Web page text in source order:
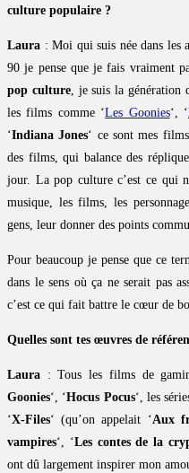
culture populaire ?
Laura : Moi qui suis née dans les
90 je pense que je fais vraiment
pop culture, je suis la génération
les films comme ‘Les Goonies‘, ‘
‘Indiana Jones‘ ce sont mes
des films, qui balance des
jour. La pop culture c’est ce qui
musique, les films, les
gens, leur donner des points
Pour beaucoup je pense que ce
dans le sens où ça ne serait pas
c’est ce qui fait battre le cœur de
Quelles sont tes œuvres de
Laura : Tous les films de
Goonies‘, ‘Hocus Pocus‘, les
‘X-Files‘ (qu’on appelait ‘Aux
vampires‘, ‘Les contes de la
ont dû largement inspirer mon